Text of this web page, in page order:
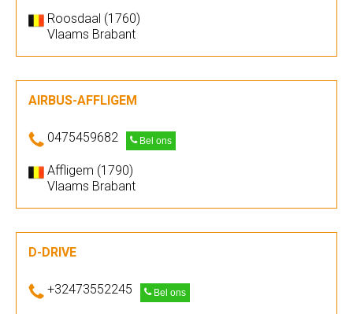
Roosdaal (1760)
Vlaams Brabant
AIRBUS-AFFLIGEM
0475459682 Bel ons
Affligem (1790)
Vlaams Brabant
D-DRIVE
+32473552245 Bel ons